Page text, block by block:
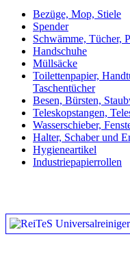
Bezüge, Mop, Stiele
Spender
Schwämme, Tücher,
Handschuhe
Müllsäcke
Toilettenpapier,
Taschentücher
Besen, Bürsten,
Teleskopstangen,
Wasserschieber,
Halter, Schaber und
Hygieneartikel
Industriepapierrollen